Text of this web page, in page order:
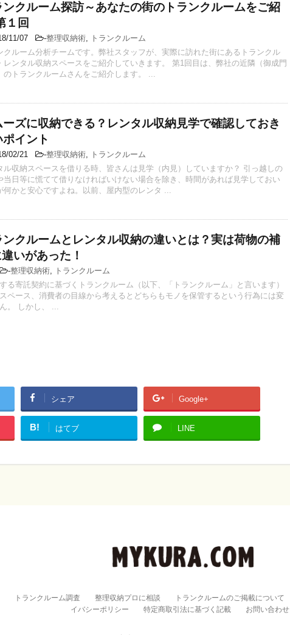
ンクルーム探訪～あなたの街のトランクルームをご紹
１回
11/07 -整理収納術,
トランクルーム
クルーム分析チームです。弊社スタッフが、実際に訪れた街にあるトランクル
レンタル収納スペースをご紹介していきます。 第1回目は、弊社の近隣（御成門
のトランクルームさんをご紹介します。 ...
ーズに収納できる？レンタル収納見学で確認しておき
ポイント
02/21 -整理収納術,
トランクルーム
ル収納スペースを借りる時、皆さんは見学（内見）していますか？ 引っ越しの
当日等に慌てて借りなければいけない場合を除き、時間があれば見学しておい
何かと安心ですよね。以前、屋内型のレンタ ...
ンクルームとレンタル収納の違いとは？実は荷物の補
いがあった！
-整理収納術,
トランクルーム
る寄託契約に基づくトランクルーム（以下、「トランクルーム」と言います）
ペース、消費者の目線から考えるとどちらもモノを保管するという行為には変
。 しかし、 ...
シェア Google+
B! はてブ LINE
トランクルーム調査 整理収納プロに相談 トランクルームのご掲載について
イバシーポリシー
特定商取引法に基づく記載 お問い合わせ